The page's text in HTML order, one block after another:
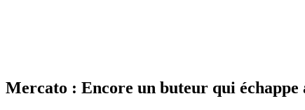
Mercato : Encore un buteur qui échappe